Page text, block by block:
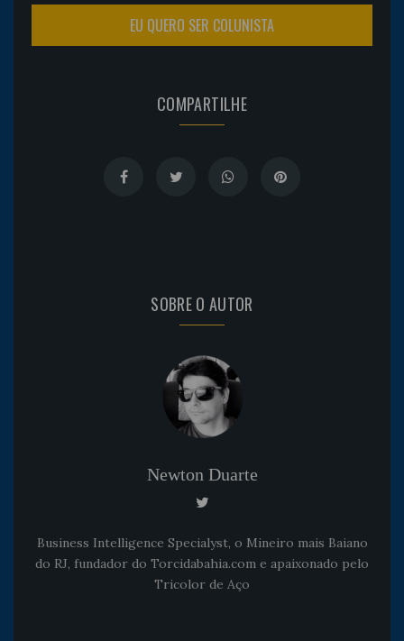
EU QUERO SER COLUNISTA
COMPARTILHE
SOBRE O AUTOR
Newton Duarte
Business Intelligence Specialyst, o Mineiro mais Baiano
do RJ, fundador do Torcidabahia.com e apaixonado pelo
Tricolor de Aço